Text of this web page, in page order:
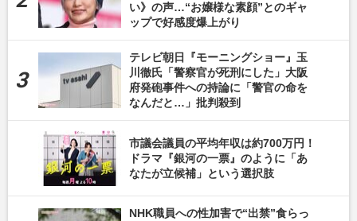
い》の声…“お嬢様な素顔”とのギャ
ップで好感度爆上がり
テレビ朝日『モーニングショー』玉
川徹氏「警察官が死刑にした」大阪
府発砲事件への持論に「警官の命を
なんだと…」批判殺到
市議会議員の平均年収は約700万円！
ドラマ『銀河の一票』のように「あ
なたが立候補」という選択肢
NHK職員への性加害で“出禁”食らっ